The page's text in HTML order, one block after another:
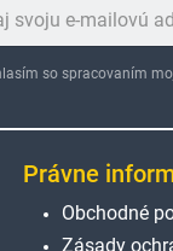
so spracovaním
Právne
Obchodné
Zásady